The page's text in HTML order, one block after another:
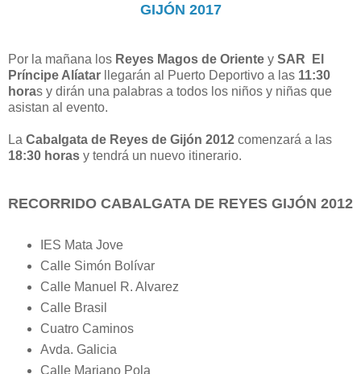
GIJÓN 2017
Por la mañana los Reyes Magos de Oriente y SAR El
Príncipe Alíatar llegarán al Puerto Deportivo a las 11:30
horas y dirán una palabras a todos los niños y niñas que
asistan al evento.
La Cabalgata de Reyes de Gijón 2012 comenzará a las
18:30 horas y tendrá un nuevo itinerario.
RECORRIDO CABALGATA DE REYES GIJÓN 2012
IES Mata Jove
Calle Simón Bolívar
Calle Manuel R. Alvarez
Calle Brasil
Cuatro Caminos
Avda. Galicia
Calle Mariano Pola